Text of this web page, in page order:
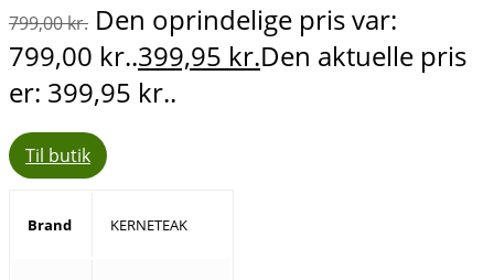
799,00kr. Den oprindelige pris var:
799,00 kr..399,95 kr.Den aktuelle pris
er: 399,95 kr..
Til butik
Brand KERNETEAK